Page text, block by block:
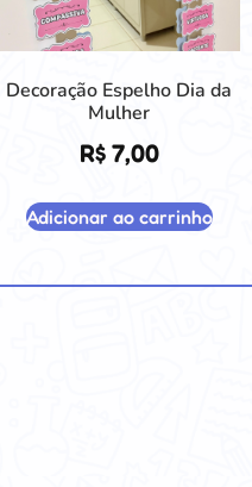
Decoração Espelho Dia da
Mulher
R$7,00
Adicionar ao carrinho